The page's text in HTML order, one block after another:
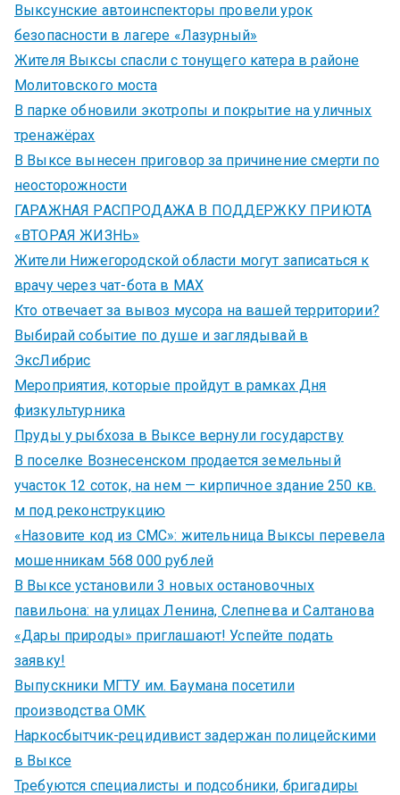
Выксунские автоинспекторы провели урок
безопасности в лагере «Лазурный»
Жителя Выксы спасли с тонущего катера в районе
Молитовского моста
В парке обновили экотропы и покрытие на уличных
тренажёрах
В Выксе вынесен приговор за причинение смерти по
неосторожности
ГАРАЖНАЯ РАСПРОДАЖА В ПОДДЕРЖКУ ПРИЮТА
«ВТОРАЯ ЖИЗНЬ»
Жители Нижегородской области могут записаться к
врачу через чат-бота в MAX
Кто отвечает за вывоз мусора на вашей территории?
Выбирай событие по душе и заглядывай в
ЭксЛибрис
Мероприятия, которые пройдут в рамках Дня
физкультурника
Пруды у рыбхоза в Выксе вернули государству
В поселке Вознесенском продается земельный
участок 12 соток, на нем — кирпичное здание 250 кв.
м под реконструкцию
«Назовите код из СМС»: жительница Выксы перевела
мошенникам 568 000 рублей
В Выксе установили 3 новых остановочных
павильона: на улицах Ленина, Слепнева и Салтанова
«Дары природы» приглашают! Успейте подать
заявку!
Выпускники МГТУ им. Баумана посетили
производства ОМК
Наркосбытчик-рецидивист задержан полицейскими
в Выксе
Требуются специалисты и подсобники, бригадиры